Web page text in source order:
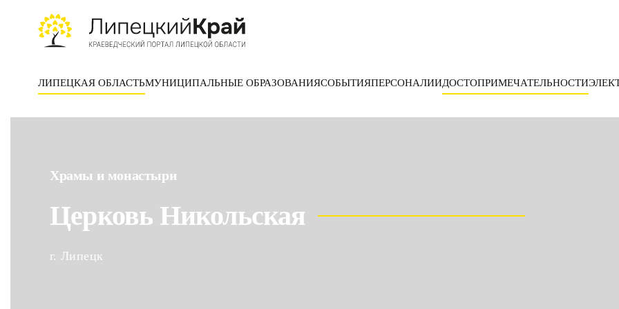
Skip to main content
ЛИПЕЦКАЯ ОБЛАСТЬМУНИЦИПАЛЬНЫЕ ОБРАЗОВАНИЯСОБЫТИЯПЕРСОНАЛИИДОСТОПРИМЕЧАТЕЛЬНОСТИ
Храмы и монастыри
Церковь Никольская
г. Липецк